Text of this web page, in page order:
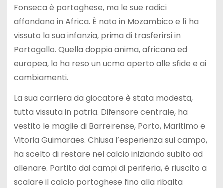
Fonseca è portoghese, ma le sue radici
affondano in Africa. È nato in Mozambico e lì ha
vissuto la sua infanzia, prima di trasferirsi in
Portogallo. Quella doppia anima, africana ed
europea, lo ha reso un uomo aperto alle sfide e ai
cambiamenti.
La sua carriera da giocatore è stata modesta,
tutta vissuta in patria. Difensore centrale, ha
vestito le maglie di Barreirense, Porto, Maritimo e
Vitoria Guimaraes. Chiusa l’esperienza sul campo,
ha scelto di restare nel calcio iniziando subito ad
allenare. Partito dai campi di periferia, è riuscito a
scalare il calcio portoghese fino alla ribalta